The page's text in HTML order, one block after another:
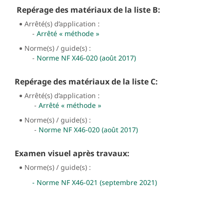
Repérage des matériaux de la liste B:
Arrêté(s) d’application :
- Arrêté « méthode »
Norme(s) / guide(s) :
- Norme NF X46-020 (août 2017)
Repérage des matériaux de la liste C:
Arrêté(s) d’application :
- Arrêté « méthode »
Norme(s) / guide(s) :
- Norme NF X46-020 (août 2017)
Examen visuel après travaux:
Norme(s) / guide(s) :
- Norme NF X46-021 (septembre 2021)